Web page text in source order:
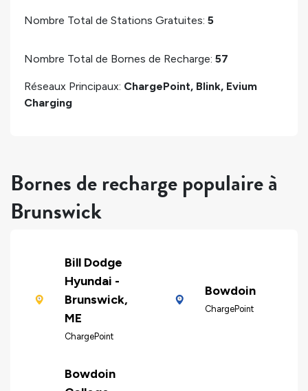
Nombre Total de Stations Gratuites: 5
Nombre Total de Bornes de Recharge: 57
Réseaux Principaux: ChargePoint, Blink, Evium
Charging
Bornes de recharge populaire à
Brunswick
Bill Dodge
Hyundai -
Brunswick,
ME
ChargePoint
Bowdoin
ChargePoint
Bowdoin